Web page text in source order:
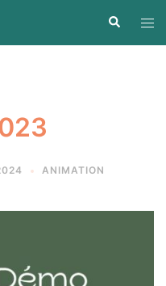
le
ANIMATION